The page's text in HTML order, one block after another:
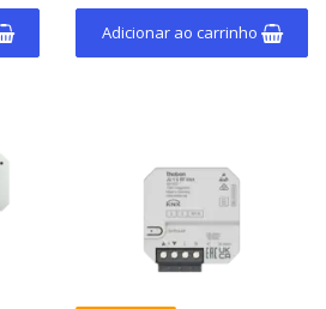
Adicionar ao carrinho